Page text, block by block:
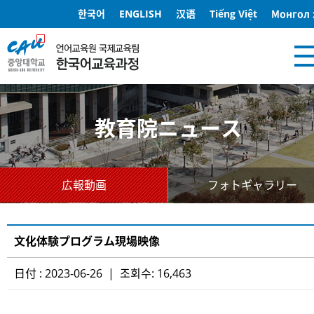
Монгол
Tiếng Việt
汉语
ENGLISH
한국어
教育院ニュース
広報動画 フォトギャラリー
文化体験プログラム現場映像
日付 : 2023-06-26 | 조회수: 16,463